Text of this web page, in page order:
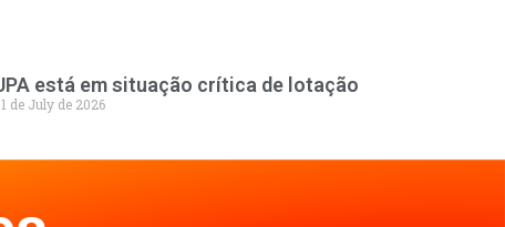
está em situação crítica de lotação
de July de 2026